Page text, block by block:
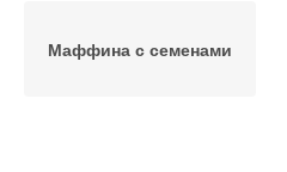
Маффина с семенами